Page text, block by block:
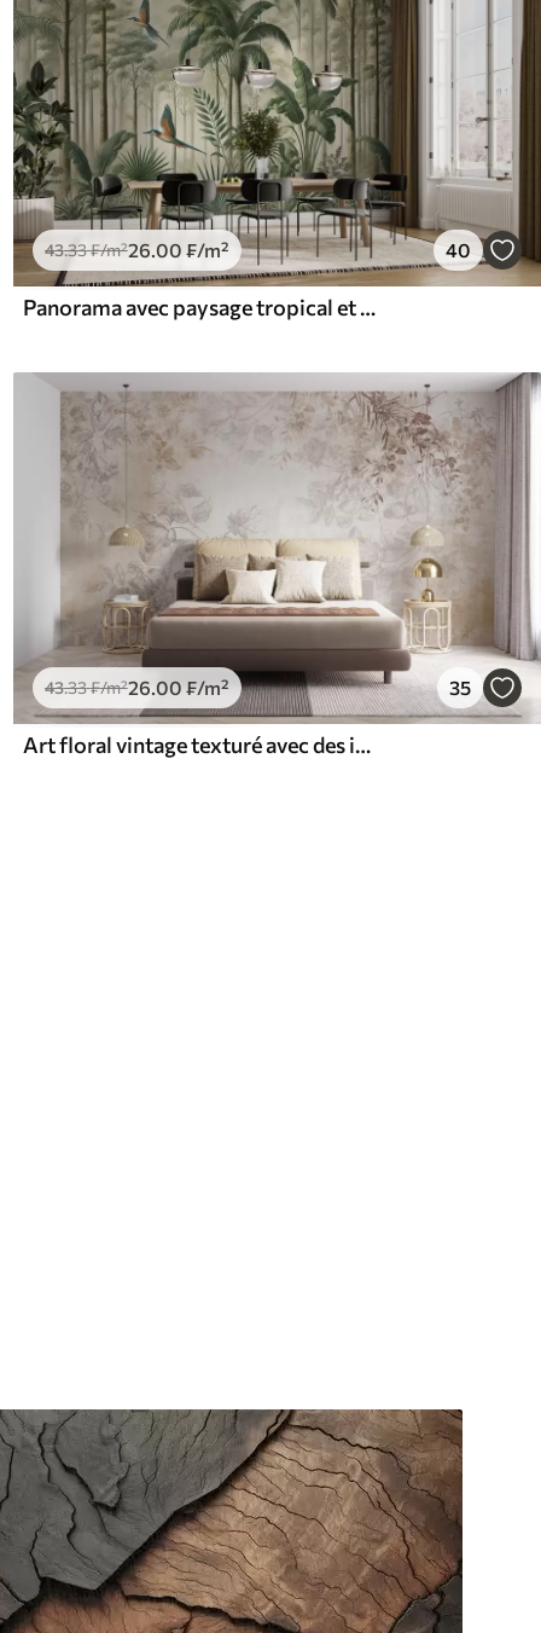
43.33₣/m²26 .00 ₣/m² 40
Panorama avec paysage tropical et oiseaux
43.33₣/m²26.00 ₣/m² 35
Art floral vintage texturé avec des illustrations délicates de fleurs et de feuilles de jardin dessinées, dans des tons pastel beige et sépia doux